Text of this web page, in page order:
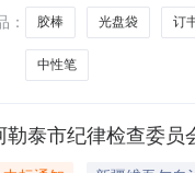
：
胶棒 光盘袋 订
中性笔
勒泰市纪律检查委